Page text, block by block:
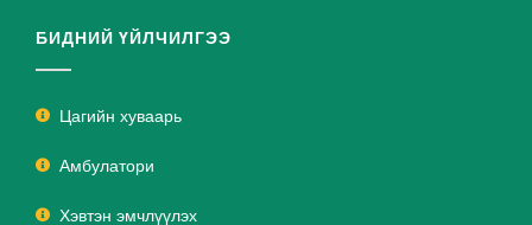
БИДНИЙ ҮЙЛЧИЛГЭЭ
Цагийн хуваарь
Амбулатори
Хэвтэн эмчлүүлэх